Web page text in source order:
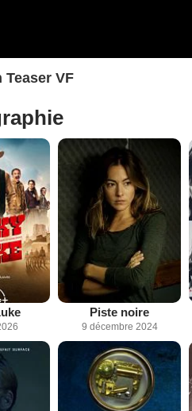
VF
Piste noire
9 décembre 2024